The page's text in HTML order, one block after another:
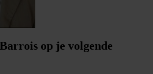
op je volgende